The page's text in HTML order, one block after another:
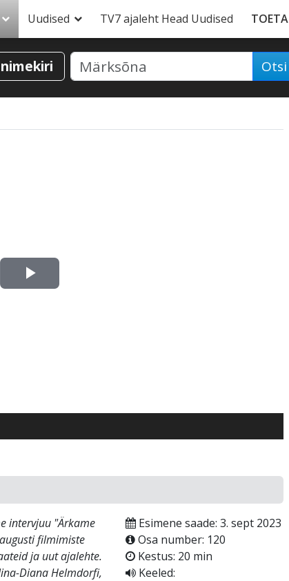
Uudised TV7 ajaleht Head Uudised TOETA
Otsi
Esita
intervjuu "Ärkame
filmimiste
ja uut ajalehte.
Diana Helmdorfi,
Esimene saade: 3. sept 2023
Osa number: 120
Kestus: 20 min
Keeled: